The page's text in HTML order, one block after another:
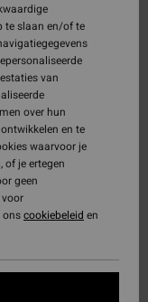
te slaan en/of te
van
over hun
en te
waarvoor je
je ertegen
geen
onscookiebeleid en